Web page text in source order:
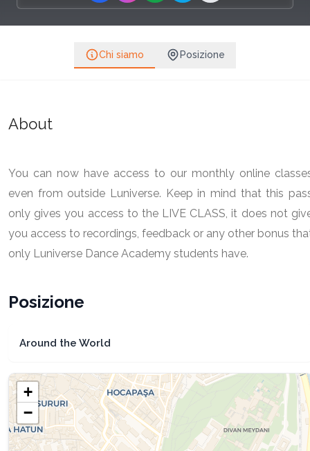
Chi siamo Posizione
About
You can now have access to our monthly online
even from outside Luniverse. Keep in mind that this
only gives you access to the LIVE CLASS, it does not
you access to recordings, feedback or any other bonus
only Luniverse Dance Academy students have.
Posizione
Around the World
+
−